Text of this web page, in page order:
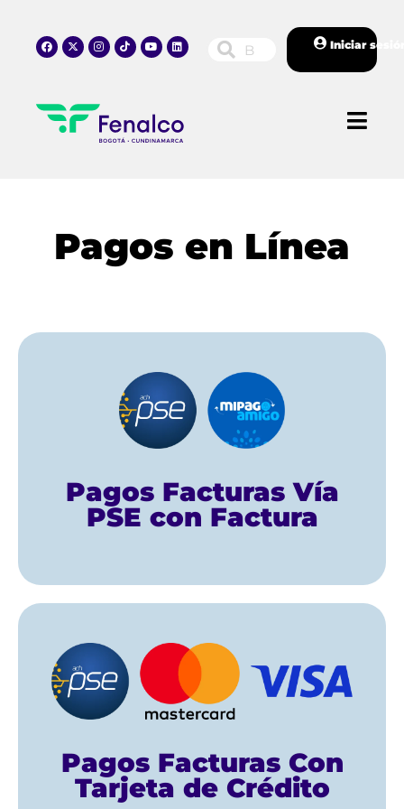
Iniciar
Pagos en Línea
Pagos Facturas Vía
PSE con Factura
Si Eres Afiliado,
paga aquí las facturas mensuales de
Fenalco por cuota gremial y otros
Pagar AQUÍ
Pagos Facturas Con
Tarjeta de Crédito
Pagar AQUÍ